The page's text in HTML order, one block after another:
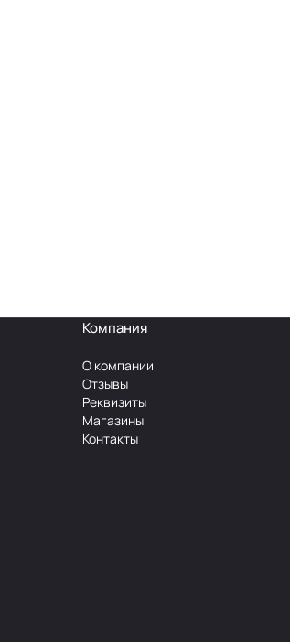
Компания
О компании
Отзывы
Реквизиты
Магазины
Контакты